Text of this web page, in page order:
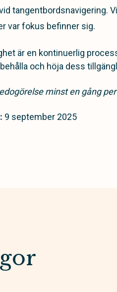
tangentbordsnavigering.
var fokus befinner sig.
är en kontinuerlig
och höja dess
minst en gång
9 september 2025